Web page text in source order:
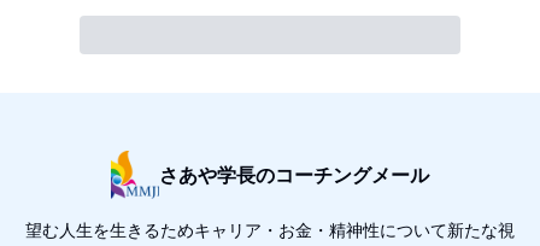
さあや学長のコーチングメール
望む人生を生きるためキャリア・お金・精神性について新たな視